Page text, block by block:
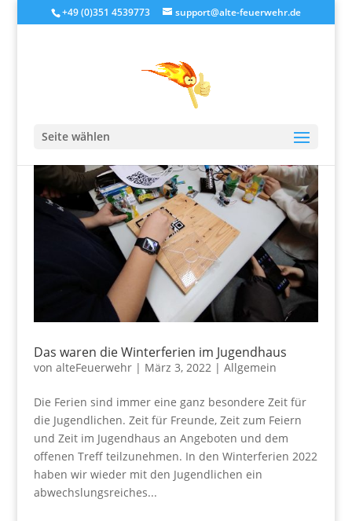
+49 (0)351 4539773 support@alte-feuerwehr.de
Seite wählen
Das waren die Winterferien im Jugendhaus
von alteFeuerwehr| März 3, 2022| Allgemein
Die Ferien sind immer eine ganz besondere Zeit für
die Jugendlichen. Zeit für Freunde, Zeit zum Feiern
und Zeit im Jugendhaus an Angeboten und dem
offenen Treff teilzunehmen. In den Winterferien 2022
haben wir wieder mit den Jugendlichen ein
abwechslungsreiches...